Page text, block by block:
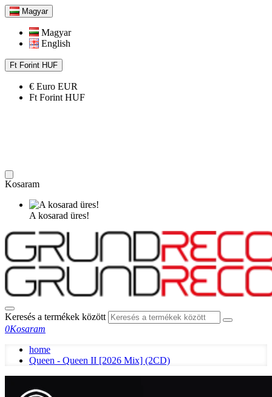
Magyar
Magyar
English
Ft Forint HUF
€ Euro EUR
Ft Forint HUF
Kosaram
A kosarad üres!
Keresés a termékek között
0Kosaram
home
Queen - Queen II [2026 Mix] (2CD)